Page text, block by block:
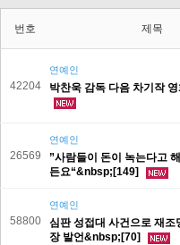
번호 제목
42204
연예인
박찬욱 감독 다음 차기작
26569
연예인
”사람들이 돈이 녹는다고
든요“&nbsp;[149]
58800
연예인
심판 성접대 사건으로 재조
장 발언&nbsp;[70]